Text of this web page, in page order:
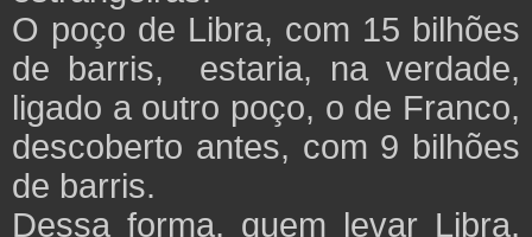
O poço de Libra, com 15 bilhões
de barris, estaria, na verdade,
ligado a outro poço, o de Franco,
descoberto antes, com 9 bilhões
de barris.
Dessa forma, quem levar Libra,